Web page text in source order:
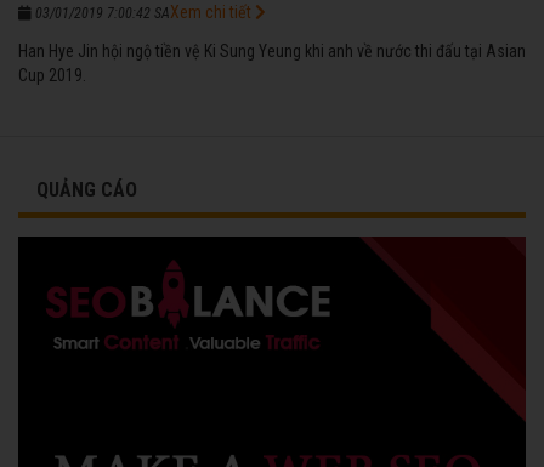
03/01/2019 7:00:42 SA
Han Hye Jin hội ngộ tiền vệ Ki Sung Yeung khi anh về nước thi đấu tại Asian
Cup 2019.
Xem chi tiết
QUẢNG CÁO